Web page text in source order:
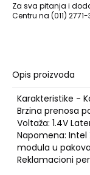
Za sva pitanja i
Centru na (011)
Opis proizvoda
Karakteristike -
Brzina prenosa
Voltaža: 1.4V
Napomena: Intel
modula u
Reklamacioni